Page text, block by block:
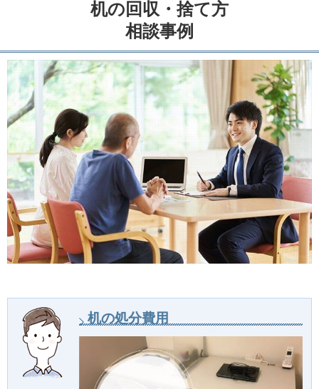
机の回収・捨て方
相談事例
机の処分費用